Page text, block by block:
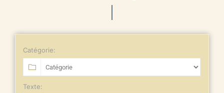
Catégorie:
Texte: